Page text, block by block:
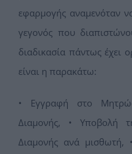
εφαρμογής αναμενόταν
γεγονός που
διαδικασία πάντως έχει
είναι η παρακάτω:
• Εγγραφή στο
Διαμονής, • Yποβολή
Διαμονής ανά